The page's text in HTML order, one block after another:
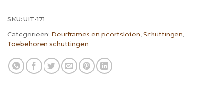
SKU: UIT-171
Categorieën: Deurframes en poortsloten, Schuttingen,
Toebehoren schuttingen